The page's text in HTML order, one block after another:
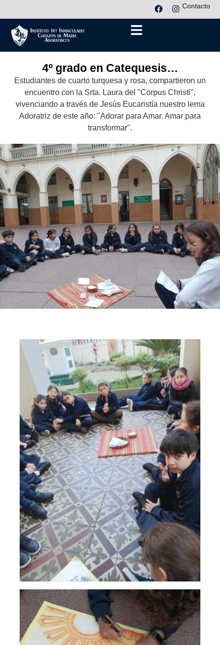
Contacto
4º grado en Catequesis…
Estudiantes de cuarto turquesa y rosa, compartieron un
encuentro con la Srta. Laura del "Corpus Christi",
vivenciando a través de Jesús Eucaristía nuestro lema
Adoratriz de este año: "Adorar para Amar. Amar para
transformar".